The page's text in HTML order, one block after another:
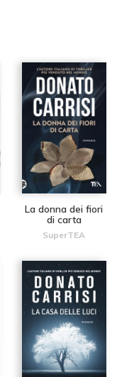
La donna dei fiori
di carta
SuperTEA